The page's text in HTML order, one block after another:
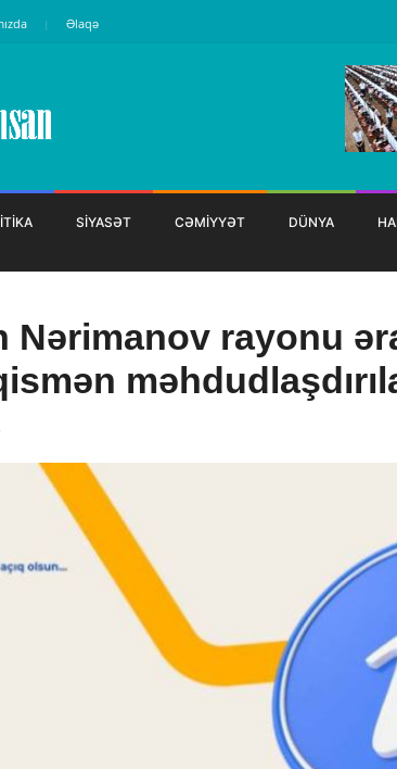
Əlaqə
SİYASƏT CƏMİYYƏT DÜNYA
Nərimanov rayonu